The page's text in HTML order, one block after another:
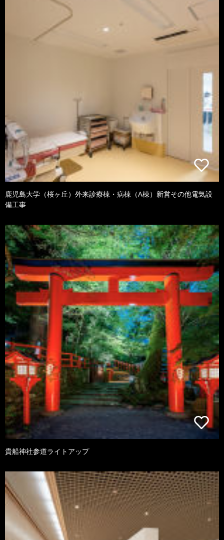
鹿児島大学（桜ヶ丘）外来診療棟・病棟（A棟）新営その他電気設
備工事
貴船神社参道ライトアップ